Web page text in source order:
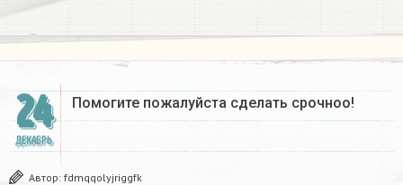
24
ДЕКАБРЬ
Помогите пожалуйста сделать срочноо! ​
Автор: fdmqqolyjriggfk